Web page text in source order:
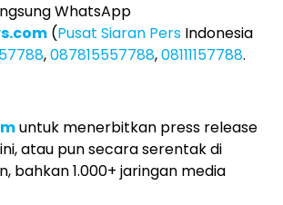
WhatsApp
(Pusat Siaran Pers Indonesia
,087815557788,08111157788.
untuk menerbitkan press release
atau pun secara serentak di
bahkan 1.000+ jaringan media